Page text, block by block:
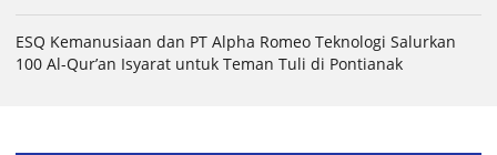
ESQ Kemanusiaan dan PT Alpha Romeo Teknologi Salurkan
100 Al-Qur’an Isyarat untuk Teman Tuli di Pontianak